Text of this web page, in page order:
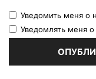
Уведомить меня о
Уведомлять меня о